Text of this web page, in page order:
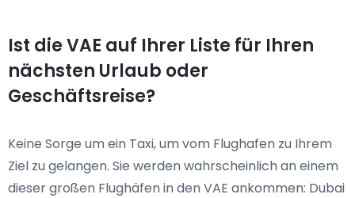
Ist die VAE auf Ihrer Liste für Ihren
nächsten Urlaub oder
Geschäftsreise?
Keine Sorge um ein Taxi, um vom Flughafen zu Ihrem
Ziel zu gelangen. Sie werden wahrscheinlich an einem
dieser großen Flughäfen in den VAE ankommen: Dubai